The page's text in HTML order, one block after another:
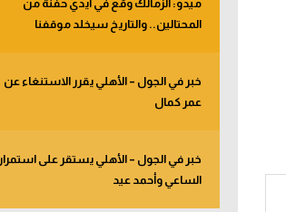
ميدو: الزمالك وقع في أيدي حفنة من
المحتالين.. والتاريخ سيخلد موقفنا
خبر في الجول – الأهلي يقرر الاستنغاء عن
عمر كمال
خبر في الجول – الأهلي يستقر على استمرار
الساعي وأحمد عيد